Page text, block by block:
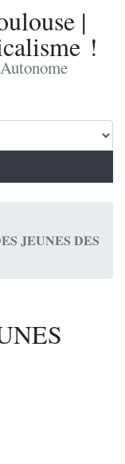
|
!
JEUNES DES